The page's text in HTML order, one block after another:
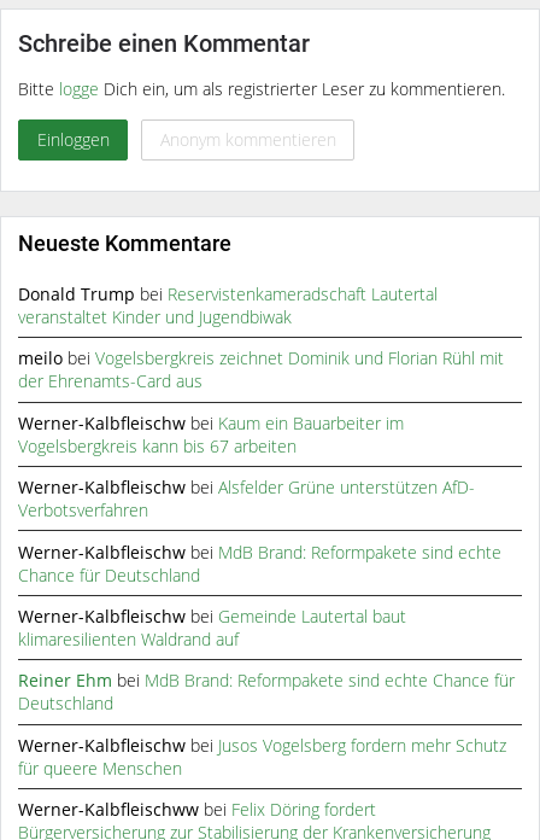
Schreibe einen Kommentar
Bitte logge Dich ein, um als registrierter Leser zu kommentieren.
Einloggen Anonym kommentieren
Neueste Kommentare
Donald Trump bei Reservistenkameradschaft Lautertal
veranstaltet Kinder und Jugendbiwak
meilo beiVogelsbergkreis zeichnet Dominik und Florian Rühl mit
der Ehrenamts-Card aus
Werner-Kalbfleischw bei Kaum ein Bauarbeiter im
Vogelsbergkreis kann bis 67 arbeiten
Werner-Kalbfleischw beiAlsfelder Grüne unterstützen AfD-
Verbotsverfahren
Werner-Kalbfleischw bei MdB Brand: Reformpakete sind echte
Chance für Deutschland
Werner-Kalbfleischw bei Gemeinde Lautertal baut
klimaresilienten Waldrand auf
Reiner Ehm bei MdB Brand: Reformpakete sind echte Chance für
Deutschland
Werner-Kalbfleischw bei Jusos Vogelsberg fordern mehr Schutz
für queere Menschen
Werner-Kalbfleischww bei Felix Döring fordert
Bürgerversicherung zur Stabilisierung der Krankenversicherung